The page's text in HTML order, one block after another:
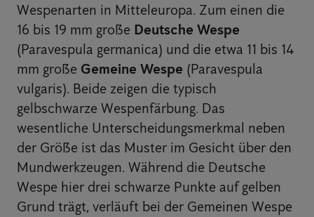
Wespenarten in Mitteleuropa. Zum einen die
16 bis 19 mm große Deutsche Wespe
(Paravespula germanica) und die etwa 11 bis 14
mm große Gemeine Wespe (Paravespula
vulgaris). Beide zeigen die typisch
gelbschwarze Wespenfärbung. Das
wesentliche Unterscheidungsmerkmal neben
der Größe ist das Muster im Gesicht über den
Mundwerkzeugen. Während die Deutsche
Wespe hier drei schwarze Punkte auf gelben
Grund trägt, verläuft bei der Gemeinen Wespe